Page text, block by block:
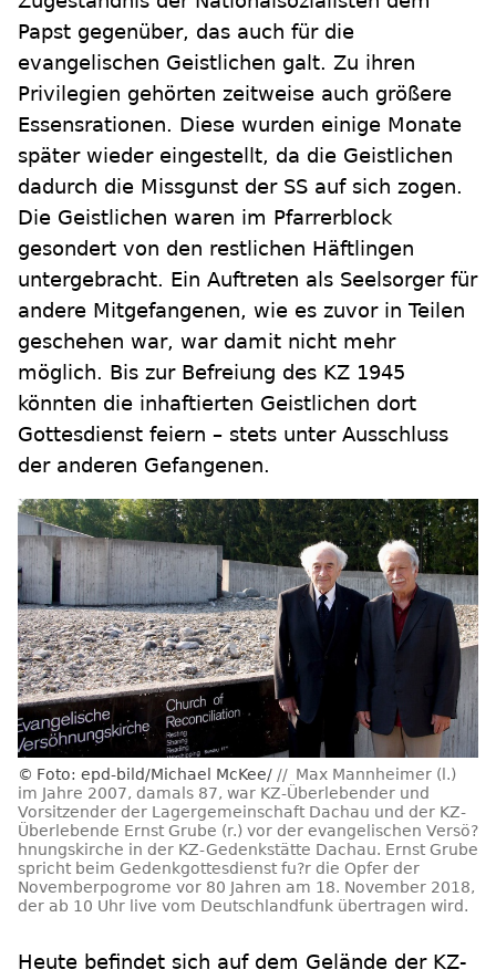
Papst gegenüber, das auch für die
evangelischen Geistlichen galt. Zu ihren
Privilegien gehörten zeitweise auch größere
Essensrationen. Diese wurden einige Monate
später wieder eingestellt, da die Geistlichen
dadurch die Missgunst der SS auf sich zogen.
Die Geistlichen waren im Pfarrerblock
gesondert von den restlichen Häftlingen
untergebracht. Ein Auftreten als Seelsorger für
andere Mitgefangenen, wie es zuvor in Teilen
geschehen war, war damit nicht mehr
möglich. Bis zur Befreiung des KZ 1945
könnten die inhaftierten Geistlichen dort
Gottesdienst feiern – stets unter Ausschluss
der anderen Gefangenen.
Foto: epd-bild/Michael McKee/
Max Mannheimer (l.)
im Jahre 2007, damals 87, war KZ-Überlebender und
Vorsitzender der Lagergemeinschaft Dachau und der KZ-
Überlebende Ernst Grube (r.) vor der evangelischen Versö?
hnungskirche in der KZ-Gedenkstätte Dachau. Ernst Grube
spricht beim Gedenkgottesdienst fu?r die Opfer der
Novemberpogrome vor 80 Jahren am 18. November 2018,
der ab 10 Uhr live vom Deutschlandfunk übertragen wird.
Heute befindet sich auf dem Gelände der KZ-